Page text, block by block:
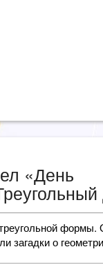
«День
загадки о